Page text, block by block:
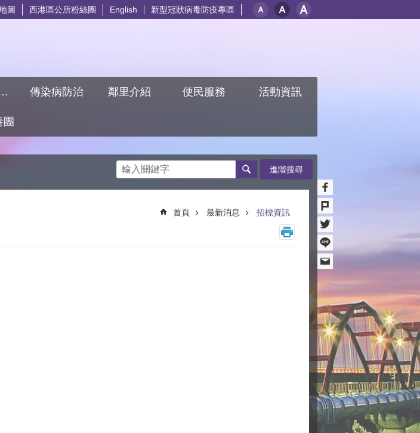
圖 西港區公所粉絲團 English 新型冠狀病毒防疫專區
)避難專區 傳染病防治 鄰里介紹 便民服務 活動資訊
團
搜尋 進階搜尋
首頁 最新消息 招標資訊